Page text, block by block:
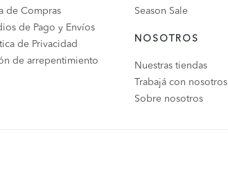
de Compras
de Pago y Envíos
de Privacidad
de arrepentimiento
Season Sale
NOSOTROS
Nuestras tiendas
Trabajá con nosotros
Sobre nosotros